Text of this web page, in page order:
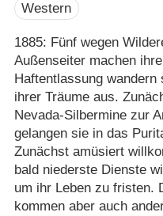
Western
1885: Fünf wegen
Außenseiter machen
Haftentlassung
ihrer Träume aus.
Nevada-Silbermine zur
gelangen sie in das
Zunächst amüsiert
bald niederste Dienste
um ihr Leben zu fristen.
kommen aber auch